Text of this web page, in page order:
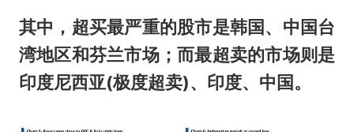
其中，超买最严重的股市是韩国、中国台
湾地区和芬兰市场；而最超卖的市场则是
印度尼西亚(极度超卖)、印度、中国。